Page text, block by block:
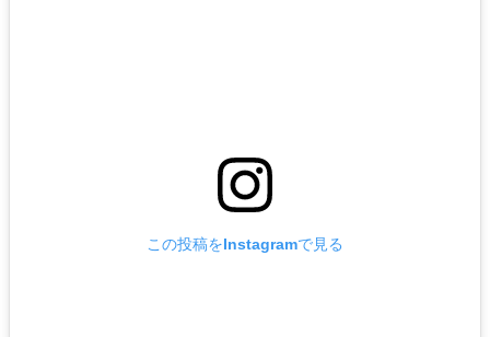
この投稿をInstagramで見る